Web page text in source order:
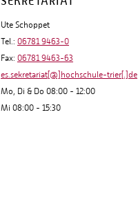
Ute Schoppet
Tel.: 06781 9463-0
Fax: 06781 9463-63
es.sekretariat[@]hochschule-trier[.]de
Mo, Di & Do 08:00 - 12:00
Mi 08:00 - 15:30